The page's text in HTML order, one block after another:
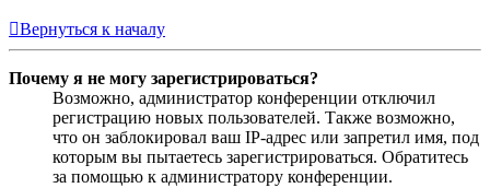
Вернуться к началу
Почему я не могу зарегистрироваться?
Возможно, администратор конференции отключил
регистрацию новых пользователей. Также возможно,
что он заблокировал ваш IP-адрес или запретил имя, под
которым вы пытаетесь зарегистрироваться. Обратитесь
за помощью к администратору конференции.